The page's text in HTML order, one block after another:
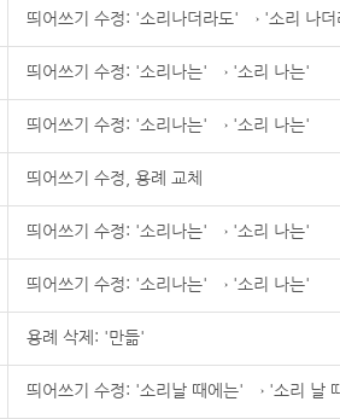
띄어쓰기 수정: '소리나더라도' → '소리 나더
띄어쓰기 수정: '소리나는' → '소리 나는'
띄어쓰기 수정: '소리나는' → '소리 나는'
띄어쓰기 수정, 용례 교체
띄어쓰기 수정: '소리나는' → '소리 나는'
띄어쓰기 수정: '소리나는' → '소리 나는'
용례 삭제: '만듦'
띄어쓰기 수정: '소리날 때에는' → '소리 날